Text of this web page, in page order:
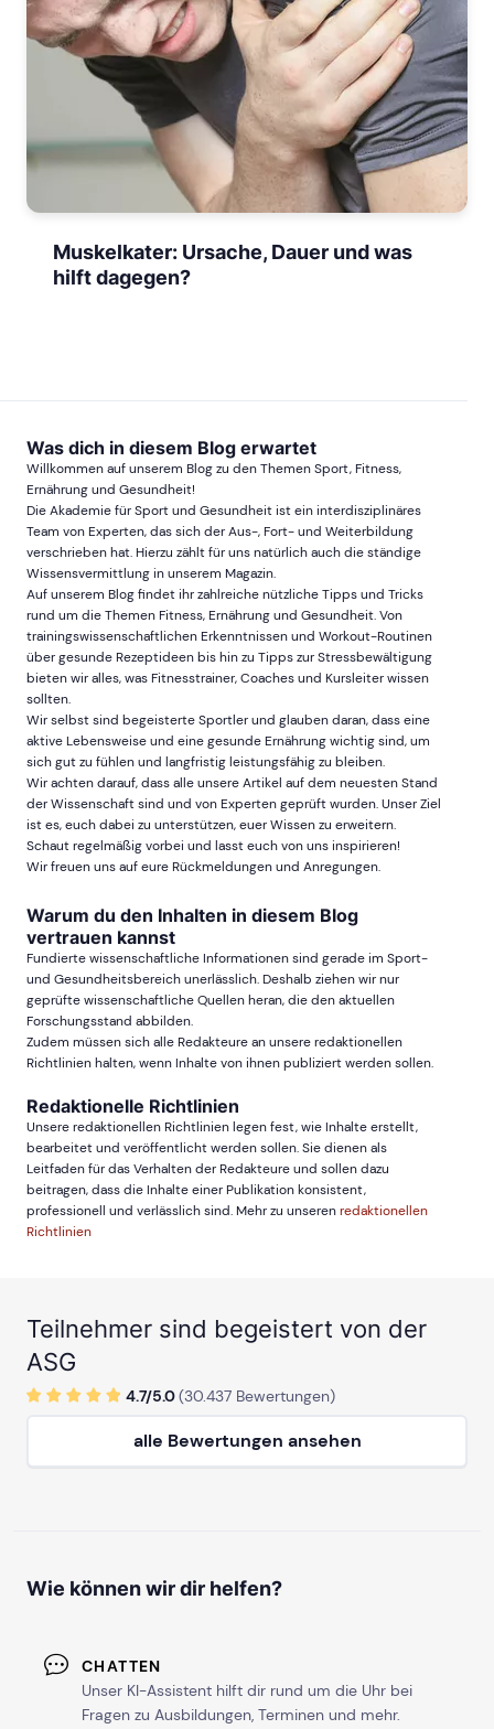
Muskelkater: Ursache, Dauer und was
hilft dagegen?
Was dich in diesem Blog erwartet
Willkommen auf unserem Blog zu den Themen Sport, Fitness,
Ernährung und Gesundheit!
Die Akademie für Sport und Gesundheit ist ein interdisziplinäres
Team von Experten, das sich der Aus-, Fort- und Weiterbildung
verschrieben hat. Hierzu zählt für uns natürlich auch die ständige
Wissensvermittlung in unserem Magazin.
Auf unserem Blog findet ihr zahlreiche nützliche Tipps und Tricks
rund um die Themen Fitness, Ernährung und Gesundheit. Von
trainingswissenschaftlichen Erkenntnissen und Workout-Routinen
über gesunde Rezeptideen bis hin zu Tipps zur Stressbewältigung
bieten wir alles, was Fitnesstrainer, Coaches und Kursleiter wissen
sollten.
Wir selbst sind begeisterte Sportler und glauben daran, dass eine
aktive Lebensweise und eine gesunde Ernährung wichtig sind, um
sich gut zu fühlen und langfristig leistungsfähig zu bleiben.
Wir achten darauf, dass alle unsere Artikel auf dem neuesten Stand
der Wissenschaft sind und von Experten geprüft wurden. Unser Ziel
ist es, euch dabei zu unterstützen, euer Wissen zu erweitern.
Schaut regelmäßig vorbei und lasst euch von uns inspirieren!
Wir freuen uns auf eure Rückmeldungen und Anregungen.
Warum du den Inhalten in diesem Blog
vertrauen kannst
Fundierte wissenschaftliche Informationen sind gerade im Sport-
und Gesundheitsbereich unerlässlich. Deshalb ziehen wir nur
geprüfte wissenschaftliche Quellen heran, die den aktuellen
Forschungsstand abbilden.
Zudem müssen sich alle Redakteure an unsere redaktionellen
Richtlinien halten, wenn Inhalte von ihnen publiziert werden sollen.
Redaktionelle Richtlinien
Unsere redaktionellen Richtlinien legen fest, wie Inhalte erstellt,
bearbeitet und veröffentlicht werden sollen. Sie dienen als
Leitfaden für das Verhalten der Redakteure und sollen dazu
beitragen, dass die Inhalte einer Publikation konsistent,
professionell und verlässlich sind. Mehr zu unserenredaktionellen
Richtlinien
Teilnehmer sind begeistert von der
ASG
4.7/5.0(30.437 Bewertungen)
alle Bewertungen ansehen
Wie können wir dir helfen?
CHATTEN
Unser KI-Assistent hilft dir rund um die Uhr bei
Fragen zu Ausbildungen, Terminen und mehr.